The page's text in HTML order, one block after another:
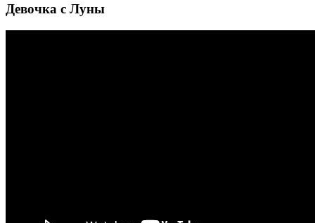
Девочка с Луны